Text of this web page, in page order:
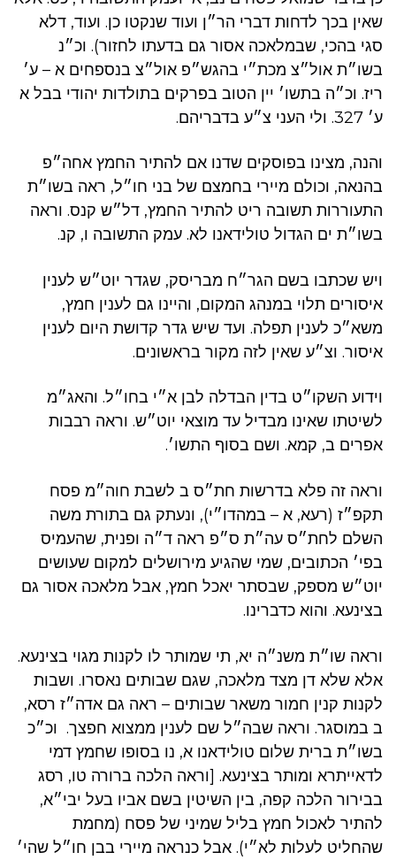
שאין בכך לדחות דברי הר״ן ועוד שנקטו כן. ועוד, דלא
סגי בהכי, שבמלאכה אסור גם בדעתו לחזור). וכ״נ
בשו״ת אול״צ מכת״י בהגש״פ אול״צ בנספחים א – ע׳
ריז. וכ״ה בתשו׳ יין הטוב בפרקים בתולדות יהודי בבל א
ע׳ 327. ולי העני צ״ע בדבריהם.
והנה, מצינו בפוסקים שדנו אם להתיר החמץ אחה״פ
בהנאה, וכולם מיירי בחמצם של בני חו״ל, ראה בשו״ת
התעוררות תשובה ריט להתיר החמץ, דל״ש קנס. וראה
בשו״ת ים הגדול טולידאנו לא. עמק התשובה ו, קנ.
ויש שכתבו בשם הגר״ח מבריסק, שגדר יוט״ש לענין
איסורים תלוי במנהג המקום, והיינו גם לענין חמץ,
משא״כ לענין תפלה. ועד שיש גדר קדושת היום לענין
איסור. וצ״ע שאין לזה מקור בראשונים.
וידוע השקו״ט בדין הבדלה לבן א״י בחו״ל. והאג״מ
לשיטתו שאינו מבדיל עד מוצאי יוט״ש. וראה רבבות
אפרים ב, קמא. ושם בסוף התשו׳.
וראה זה פלא בדרשות חת״ס ב לשבת חוה״מ פסח
תקפ״ז (רעא, א – במהדו״י), ונעתק גם בתורת משה
השלם לחת״ס עה״ת ס״פ ראה ד״ה ופנית, שהעמיס
בפי׳ הכתובים, שמי שהגיע מירושלים למקום שעושים
יוט״ש מספק, שבסתר יאכל חמץ, אבל מלאכה אסור גם
בצינעא. והוא כדברינו.
וראה שו״ת משנ״ה יא, תי שמותר לו לקנות מגוי בצינעא.
אלא שלא דן מצד מלאכה, שגם שבותים נאסרו. ושבות
לקנות קנין חמור משאר שבותים – ראה גם אדה״ז רסא,
ב במוסגר. וראה שבה״ל שם לענין ממצוא חפצך. וכ״כ
בשו״ת ברית שלום טולידאנו א, נו בסופו שחמץ דמי
לדאייתרא ומותר בצינעא. [וראה הלכה ברורה טו, רסג
בבירור הלכה קפה, בין השיטין בשם אביו בעל יבי״א,
להתיר לאכול חמץ בליל שמיני של פסח (מחמת
שהחליט לעלות לא״י). אבל כנראה מיירי בבן חו״ל שהי׳